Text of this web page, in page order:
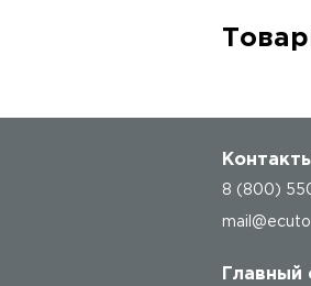
8 (800)
Главный